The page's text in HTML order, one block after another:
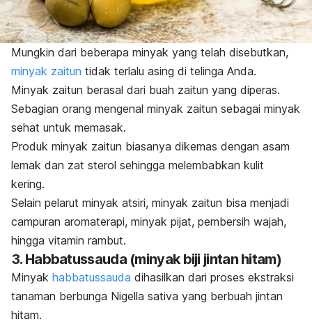
Mungkin dari beberapa minyak yang telah disebutkan,
minyak zaitun tidak terlalu asing di telinga Anda.
Minyak zaitun berasal dari buah zaitun yang diperas.
Sebagian orang mengenal minyak zaitun sebagai minyak
sehat untuk memasak.
Produk minyak zaitun biasanya dikemas dengan asam
lemak dan zat sterol sehingga melembabkan kulit
kering.
Selain pelarut minyak atsiri, minyak zaitun bisa menjadi
campuran aromaterapi, minyak pijat, pembersih wajah,
hingga vitamin rambut.
3. Habbatussauda(minyak biji jintan hitam)
Minyak habbatussauda dihasilkan dari proses ekstraksi
tanaman berbunga Nigella sativa yang berbuah jintan
hitam.